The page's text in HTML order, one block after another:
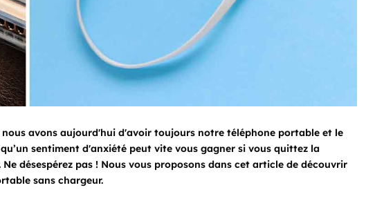
avons aujourd'hui d'avoir toujours notre téléphone portable et le
sentiment d'anxiété peut vite vous gagner si vous quittez la
désespérez pas ! Nous vous proposons dans cet article de découvrir
sans chargeur.